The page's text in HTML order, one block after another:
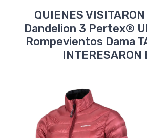
QUIENES
Dandelion 3 Pertex®
Rompevientos Dama
INTERESARON